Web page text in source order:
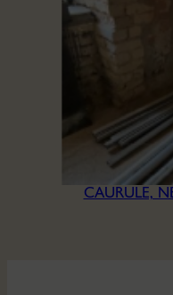
CAURULE,